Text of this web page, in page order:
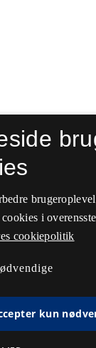
i
cookiepolitik
kun